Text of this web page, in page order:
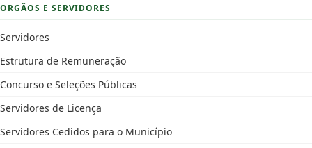
ORGÃOS E SERVIDORES
Servidores
Estrutura de Remuneração
Concurso e Seleções Públicas
Servidores de Licença
Servidores Cedidos para o Município